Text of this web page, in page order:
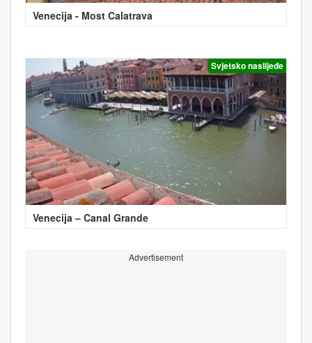
Venecija - Most Calatrava
Svjetsko naslijeđe
Venecija – Canal Grande
Advertisement